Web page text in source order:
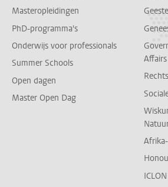
Masteropleidingen
PhD-programma's
Onderwijs voor professionals
Summer Schools
Open dagen
Master Open Dag
Affairs
ICLON